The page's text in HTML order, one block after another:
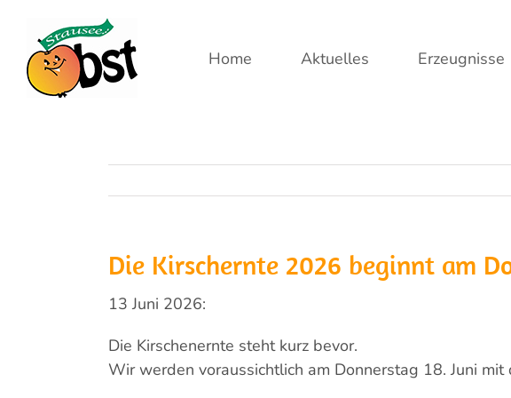
Inhalt
springen
Home Aktuelles Erzeugnisse
Die Kirschernte 2026 beginnt am
13 Juni 2026:
Die Kirschenernte steht kurz bevor.
Wir werden voraussichtlich am Donnerstag 18. Juni